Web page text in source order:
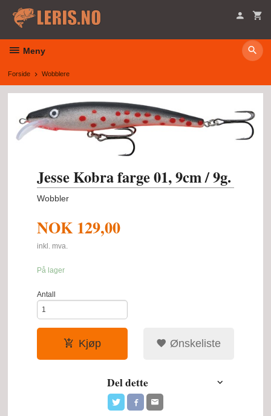
innholdet
Meny
Forside Wobblere
Jesse Kobra farge 01, 9cm / 9g.
Wobbler
NOK 129,00
inkl. mva.
På lager
Antall
Kjøp Ønskeliste
Del dette